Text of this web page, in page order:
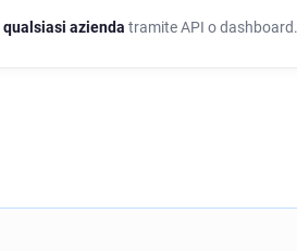
qualsiasi azienda tramite API o dashboard.